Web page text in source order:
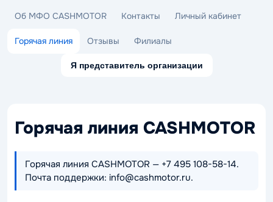
Об МФО CASHMOTOR Контакты Личный кабинет
Горячая линия Отзывы Филиалы
Я представитель организации
Горячая линия CASHMOTOR
Горячая линия CASHMOTOR — +7 495 108-58-14.
Почта поддержки: info@cashmotor.ru.